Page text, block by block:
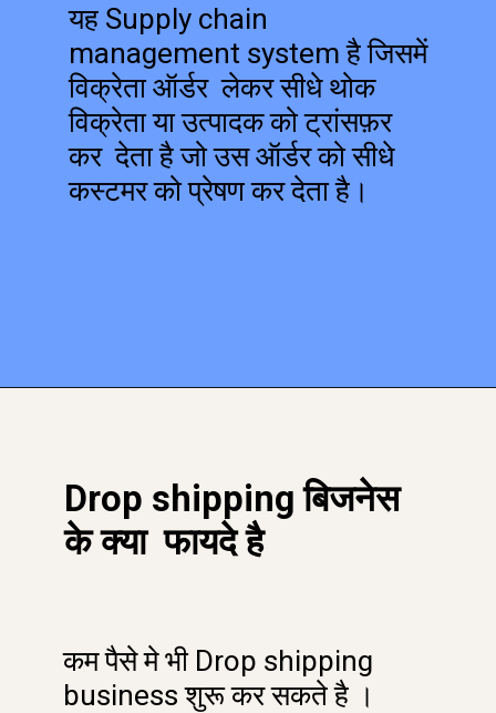
यह Supply chain
management system है जिसमें
विक्रेता ऑर्डर लेकर सीधे थोक
विक्रेता या उत्पादक को ट्रांसफ़र
कर देता है जो उस ऑर्डर को सीधे
कस्टमर को प्रेषण कर देता है।
Drop shipping बिजनेस
के क्या फायदे है
कम पैसे मे भी Drop shipping
business शुरू कर सकते है ।